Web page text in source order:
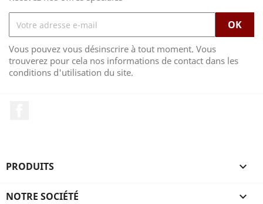
Vous pouvez vous désinscrire à tout moment. Vous
trouverez pour cela nos informations de contact dans les
conditions d'utilisation du site.
PRODUITS 
NOTRE SOCIÉTÉ 